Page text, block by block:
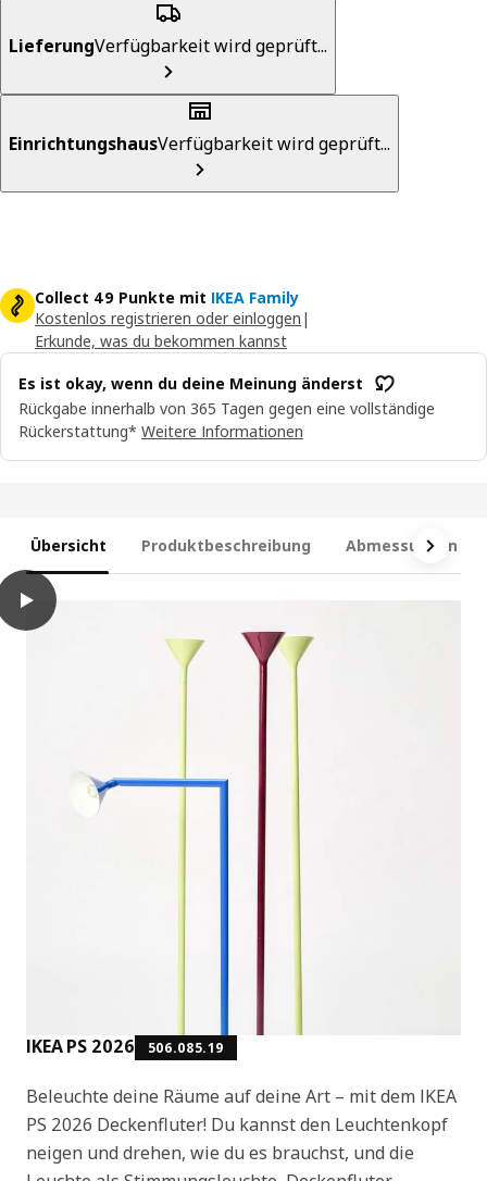
LieferungVerfügbarkeit wird geprüft...
EinrichtungshausVerfügbarkeit wird geprüft...
Collect 49 Punkte mit IKEA Family
Kostenlos registrieren oder einloggen |
Erkunde, was du bekommen kannst
Es ist okay, wenn du deine Meinung änderst
Rückgabe innerhalb von 365 Tagen gegen eine vollständige
Rückerstattung* Weitere Informationen
Übersicht Produktbeschreibung Abmessungen
IKEA PS 2026 506.085.19
Beleuchte deine Räume auf deine Art – mit dem IKEA
PS 2026 Deckenfluter! Du kannst den Leuchtenkopf
neigen und drehen, wie du es brauchst, und die
play
IKEA PS 2026 Deckenfluter, blau, 182 cm